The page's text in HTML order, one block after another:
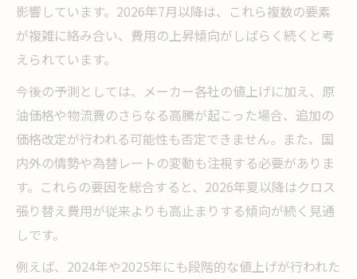
影響しています。2026年7月以降は、これら複数の要素
が複雑に絡み合い、費用の上昇傾向がしばらく続くと考
えられています。
今後の予測としては、メーカー各社の値上げに加え、原
油価格や物流費のさらなる高騰が起こった場合、追加の
価格改定が行われる可能性も否定できません。また、国
内外の情勢や為替レートの変動も注視する必要がありま
す。これらの要因を総合すると、2026年夏以降はクロス
張り替え費用が従来よりも高止まりする傾向が続く見通
しです。
例えば、2024年や2025年にも段階的な値上げが行われた